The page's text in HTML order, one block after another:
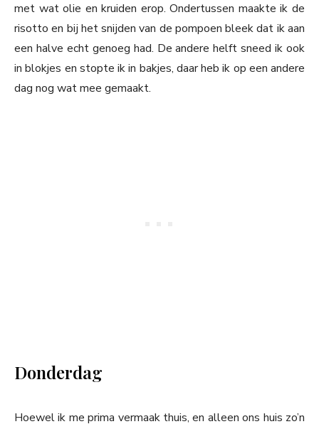
met wat olie en kruiden erop. Ondertussen maakte ik de
risotto en bij het snijden van de pompoen bleek dat ik aan
een halve echt genoeg had. De andere helft sneed ik ook
in blokjes en stopte ik in bakjes, daar heb ik op een andere
dag nog wat mee gemaakt.
Donderdag
Hoewel ik me prima vermaak thuis, en alleen ons huis zo’n